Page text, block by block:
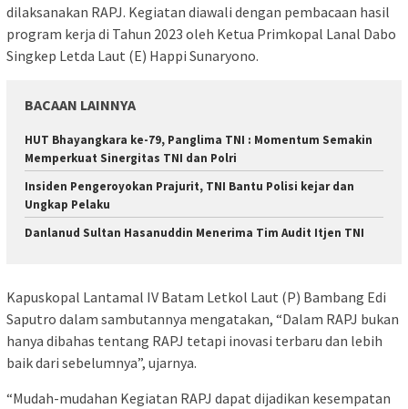
dilaksanakan RAPJ. Kegiatan diawali dengan pembacaan hasil
program kerja di Tahun 2023 oleh Ketua Primkopal Lanal Dabo
Singkep Letda Laut (E) Happi Sunaryono.
BACAAN LAINNYA
HUT Bhayangkara ke-79, Panglima TNI : Momentum Semakin
Memperkuat Sinergitas TNI dan Polri
Insiden Pengeroyokan Prajurit, TNI Bantu Polisi kejar dan
Ungkap Pelaku
Danlanud Sultan Hasanuddin Menerima Tim Audit Itjen TNI
Kapuskopal Lantamal IV Batam Letkol Laut (P) Bambang Edi
Saputro dalam sambutannya mengatakan, “Dalam RAPJ bukan
hanya dibahas tentang RAPJ tetapi inovasi terbaru dan lebih
baik dari sebelumnya”, ujarnya.
“Mudah-mudahan Kegiatan RAPJ dapat dijadikan kesempatan